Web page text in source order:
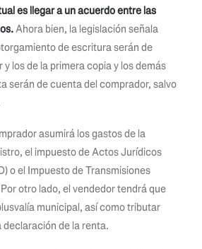
es llegar a un acuerdo entre las
Ahora bien, la legislación señala
de escritura serán de
los de la primera copia y los demás
serán de cuenta del comprador, salvo
asumirá los gastos de la
el impuesto de Actos Jurídicos
o el Impuesto de Transmisiones
otro lado, el vendedor tendrá que
municipal, así como tributar
de la renta.